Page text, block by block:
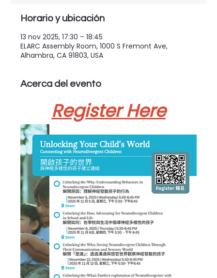
Horario y ubicación
13 nov 2025, 17:30 – 18:45
ELARC Assembly Room, 1000 S Fremont Ave,
Alhambra, CA 91803, USA
Acerca del evento
Register Here